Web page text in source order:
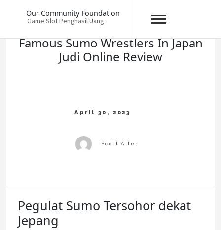
Our Community Foundation
Game Slot Penghasil Uang
Famous Sumo Wrestlers In Japan
Judi Online Review
Pegulat Sumo Tersohor dekat
Jepang